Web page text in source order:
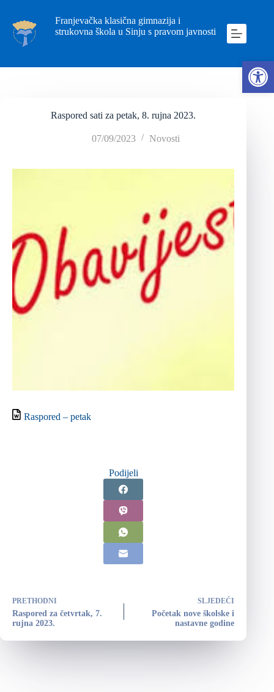
Franjevačka klasična gimnazija i
strukovna škola u Sinju s pravom javnosti
Raspored sati za petak, 8. rujna 2023.
07/09/2023 Novosti
Raspored – petak
Podijeli
PRETHODNI
Raspored za četvrtak, 7.
rujna 2023.
SLJEDEĆI
Početak nove školske i
nastavne godine